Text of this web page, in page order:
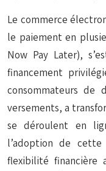
Le commerce
le paiement en
Now Pay Later),
financement
consommateurs de
versements, a
se déroulent en
l’adoption de
flexibilité financière